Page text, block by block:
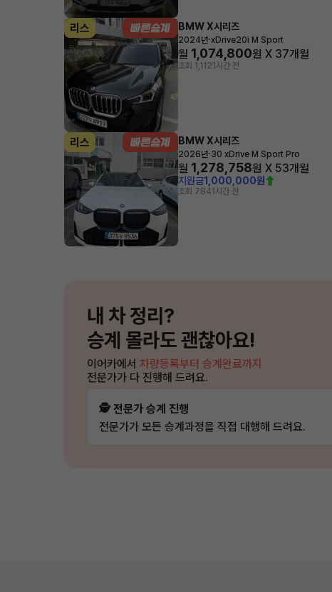
리스 BMW X시리즈
2024년·xDrive20i M Sport
월 1,074,800원 X 37개월
조회 1,1121시간 전
리스 BMW X시리즈
2026년·30 xDrive M Sport Pro
월 1,278,758원 X 53개월
지원금1,000,000원
조회 7841시간 전
내 차 정리?
승계 몰라도 괜찮아요!
이어카에서 차량등록부터 승계완료까지
전문가가 다 진행해 드려요.
🕵️ 전문가 승계 진행
전문가가 모든 승계과정을 직접 대행해 드려요.